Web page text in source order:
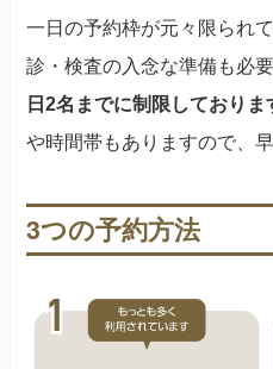
一日の予約枠が元々限られ
診・検査の入念な準備も必
日2名までに制限しておりま
や時間帯もありますので、
3つの予約方法